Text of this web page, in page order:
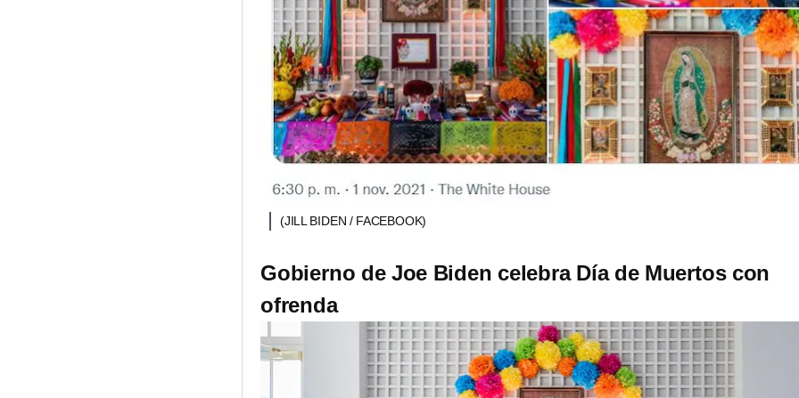
(JILL BIDEN / FACEBOOK)
Gobierno de Joe Biden celebra Día de Muertos con
ofrenda